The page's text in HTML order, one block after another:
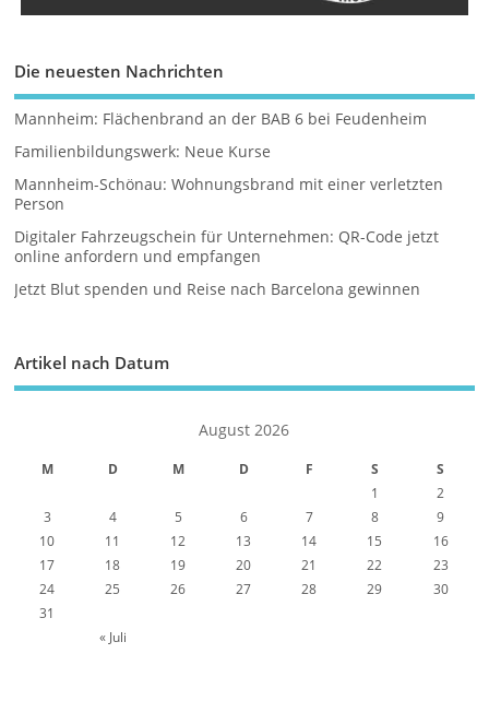
Die neuesten Nachrichten
Mannheim: Flächenbrand an der BAB 6 bei Feudenheim
Familienbildungswerk: Neue Kurse
Mannheim-Schönau: Wohnungsbrand mit einer verletzten
Person
Digitaler Fahrzeugschein für Unternehmen: QR-Code jetzt
online anfordern und empfangen
Jetzt Blut spenden und Reise nach Barcelona gewinnen
Artikel nach Datum
August 2026
M D M D F S S
« Juli
1
2
3
4 5 6 7 8
9
10
11 12 13 14 15
16
17
18 19 20 21 22
23
24
25 26 27 28 29
30
31